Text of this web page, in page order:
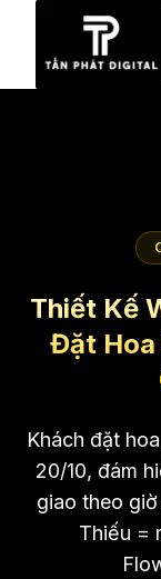
Thiết Kế
Đặt Hoa
Khách đặt
20/10, đám
giao theo
Thiếu =